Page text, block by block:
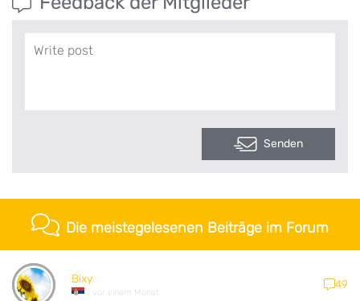
Senden
Die meistegelesenen Beiträge im Forum
Bixy
vor einem Monat
49